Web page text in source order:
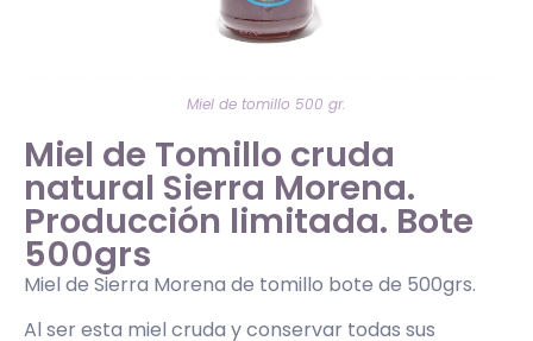
Miel de tomillo 500 gr.
Miel de Tomillo cruda
natural Sierra Morena.
Producción limitada. Bote
500grs
Miel de Sierra Morena de tomillo bote de 500grs.
Al ser esta miel cruda y conservar todas sus